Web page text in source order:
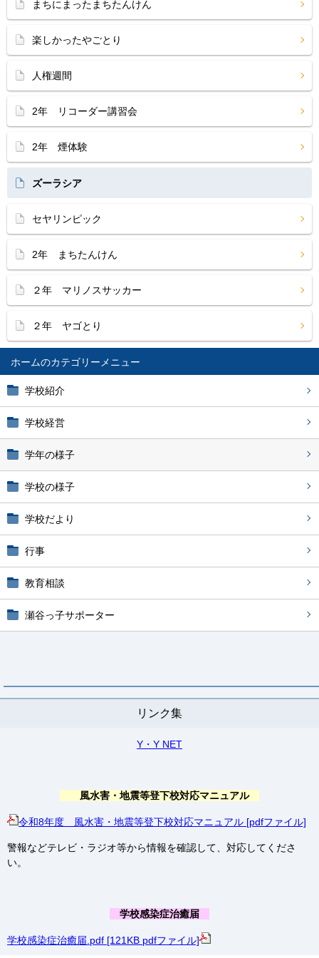
ホーム
学校紹介
学校経営
学年の様子
学校の様子
学校だより
行事
教育相談
瀬谷っ子サポーター
リンク集
Y・Y NET
風水害・地震等登下校対応マニュアル
令和8年度 風水害・地震等登下校対応マニュアル [pdfファイル]
警報などテレビ・ラジオ等から情報を確認して、対応してくださ
い。
学校感染症治癒届
学校感染症治癒届.pdf [121KB pdfファイル]
まちにまったまちたんけん
楽しかったやごとり
人権週間
2年 リコーダー講習会
2年 煙体験
ズーラシア
セヤリンピック
2年 まちたんけん
２年 マリノスサッカー
２年 ヤゴとり